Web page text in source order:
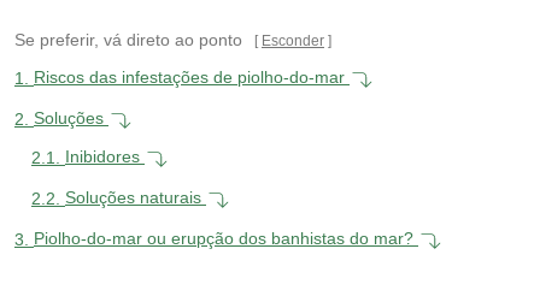
Se preferir, vá direto ao ponto Esconder
1. Riscos das infestações de piolho-do-mar
2.
Soluções
2.1.
Inibidores
2.2. Soluções naturais
3. Piolho-do-mar ou erupção dos banhistas do mar?